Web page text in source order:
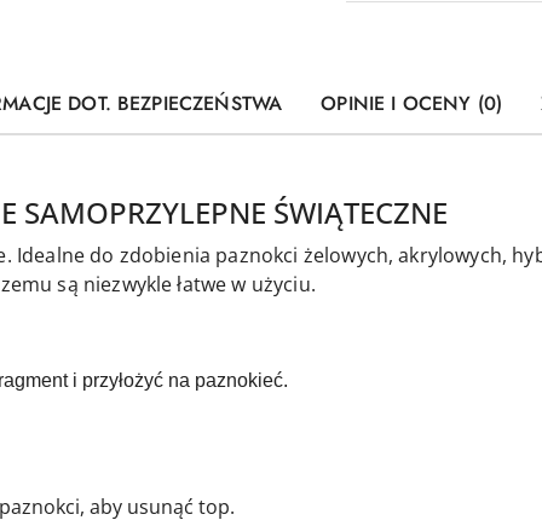
DOT. BEZPIECZEŃSTWA OPINIE I OCENY (0)
SAMOPRZYLEPNE ŚWIĄTECZNE
Idealne do zdobienia paznokci żelowych, akrylowych,
są niezwykle łatwe w użyciu.
i przyłożyć na paznokieć.
aby usunąć top.